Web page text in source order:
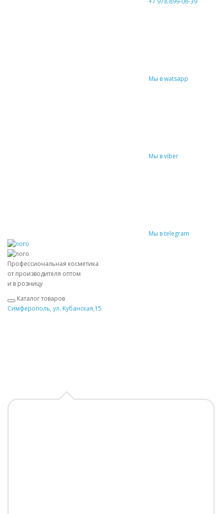
Мы в watsapp
Мы в viber
Мы в telegram
Профессиональная косметика
от производителя оптом
и в розницу
Каталог товаров
Симферополь, ул. Кубанская,15